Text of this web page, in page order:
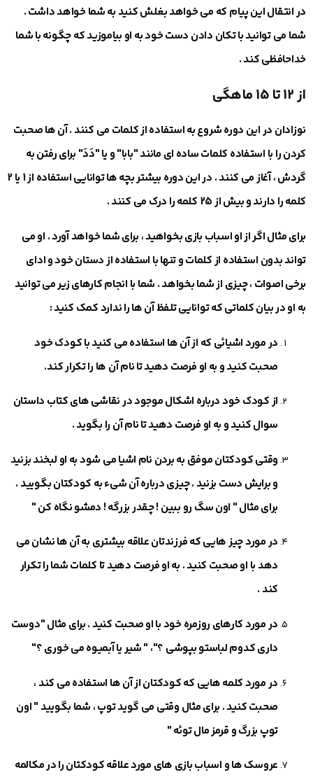
در انتقال این پیام که می ‎خواهد بغلش کنید به شما خواهد داشت .
شما می ‎توانید با تکان دادن دست خود به او بیاموزید که چگونه با شما
خداحافظی کند .
از 12 تا 15 ماهگی
نوزادان در این دوره شروع به استفاده از کلمات می‎ کنند . آن ها صحبت
کردن را با استفاده کلمات ساده ای مانند "بابا" و یا "دَدَ" برای رفتن به
گردش ، آغاز می ‎کنند . در این دوره بیشتر بچه ها توانایی استفاده از 1 یا 2
کلمه را دارند و بیش از 25 کلمه را درک می ‎کنند .
تواند بدون استفاده از کلمات و تنها با استفاده از دستان خود و ادای
برخی اصوات ، چیزی از شما بخواهد . شما با انجام کارهای زیر می ‎توانید
به او در بیان کلماتی که توانایی تلفظ آن ها را ندارد کمک کنید :
در مورد اشیائی که از آن ها استفاده می ‎کنید با کودک خود
صحبت کنید و به او فرصت دهید تا نام آن ها را تکرار کند.
از کودک خود درباره اشکال موجود در نقاشی های کتاب داستان
سوال کنید و به او فرصت دهید تا نام آن را بگوید .
وقتی کودکتان موفق به بردن نام اشیا می ‎شود به او لبخند بزنید
و برایش دست بزنید . چیزی درباره آن شیء به کودکتان بگویید .
برای مثال " اون سگ رو ببین ! چقدر بزرگه ! دمشو نگاه کن "
در مورد چیز هایی که فرزندتان علاقه بیشتری به آن ها نشان می
‎دهد با او صحبت کنید . به او فرصت دهید تا کلمات شما را تکرار
کند .
در مورد کارهای روزمره خود با او صحبت کنید . برای مثال "دوست
داری کدوم لباستو بپوشی ؟"، " شیر یا آبمیوه می ‎خوری ؟"
در مورد کلمه هایی که کودکتان از آن ها استفاده می ‎کند ،
صحبت کنید . برای مثال وقتی می گوید توپ ، شما بگویید " اون
توپ بزرگ و قرمز مال توئه "
عروسک ها و اسباب بازی های مورد علاقه کودکتان را در مکالمه